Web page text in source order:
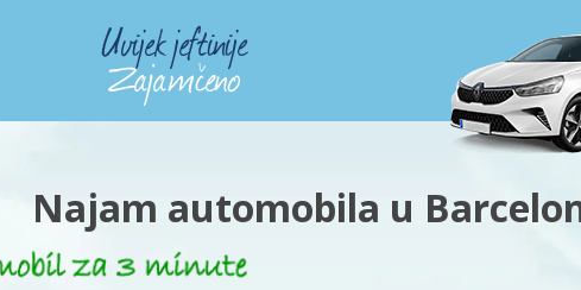
Najam automobila u